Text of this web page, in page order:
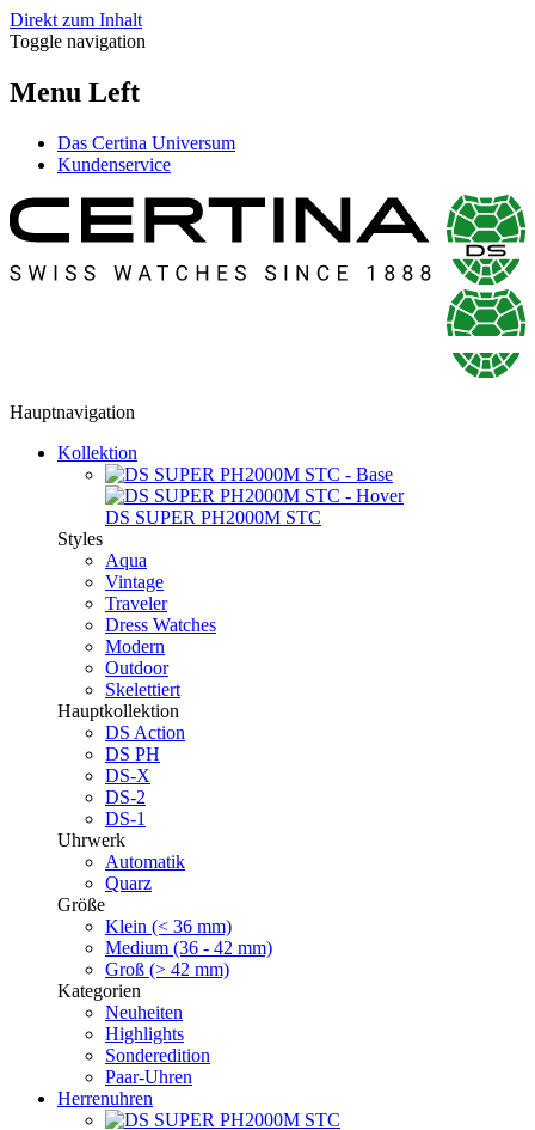
Direkt zum Inhalt
Toggle navigation
Menu Left
Das Certina Universum
Kundenservice
Hauptnavigation
Kollektion
DS SUPER PH2000M STC
Styles
Aqua
Vintage
Traveler
Dress Watches
Modern
Outdoor
Skelettiert
Hauptkollektion
DS Action
DS PH
DS-X
DS-2
DS-1
Uhrwerk
Automatik
Quarz
Größe
Klein (< 36 mm)
Medium (36 - 42 mm)
Groß (> 42 mm)
Kategorien
Neuheiten
Highlights
Sonderedition
Paar-Uhren
Herrenuhren